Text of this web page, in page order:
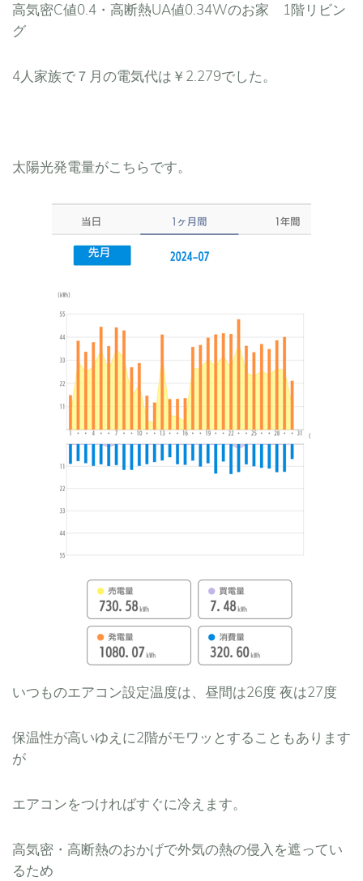
高気密C値0.4・高断熱UA値0.34Wのお家 1階リビン
グ
4人家族で７月の電気代は￥2.279でした。
太陽光発電量がこちらです。
いつものエアコン設定温度は、昼間は26度 夜は27度
保温性が高いゆえに2階がモワッとすることもあります
が
エアコンをつければすぐに冷えます。
高気密・高断熱のおかげで外気の熱の侵入を遮ってい
るため